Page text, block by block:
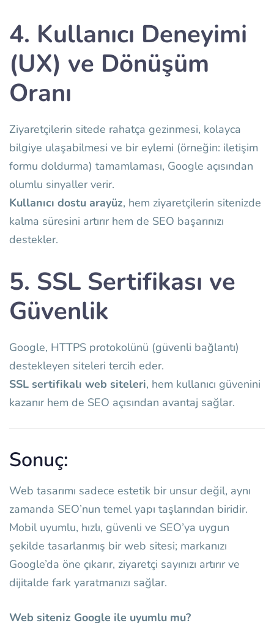
4. Kullanıcı Deneyimi
(UX) ve Dönüşüm
Oranı
Ziyaretçilerin sitede rahatça gezinmesi, kolayca
bilgiye ulaşabilmesi ve bir eylemi (örneğin: iletişim
formu doldurma) tamamlaması, Google açısından
olumlu sinyaller verir.
Kullanıcı dostu arayüz, hem ziyaretçilerin sitenizde
kalma süresini artırır hem de SEO başarınızı
destekler.
5. SSL Sertifikası ve
Güvenlik
Google, HTTPS protokolünü (güvenli bağlantı)
destekleyen siteleri tercih eder.
SSL sertifikalı web siteleri, hem kullanıcı güvenini
kazanır hem de SEO açısından avantaj sağlar.
Sonuç:
Web tasarımı sadece estetik bir unsur değil, aynı
zamanda SEO’nun temel yapı taşlarından biridir.
Mobil uyumlu, hızlı, güvenli ve SEO’ya uygun
şekilde tasarlanmış bir web sitesi; markanızı
Google’da öne çıkarır, ziyaretçi sayınızı artırır ve
dijitalde fark yaratmanızı sağlar.
Web siteniz Google ile uyumlu mu?